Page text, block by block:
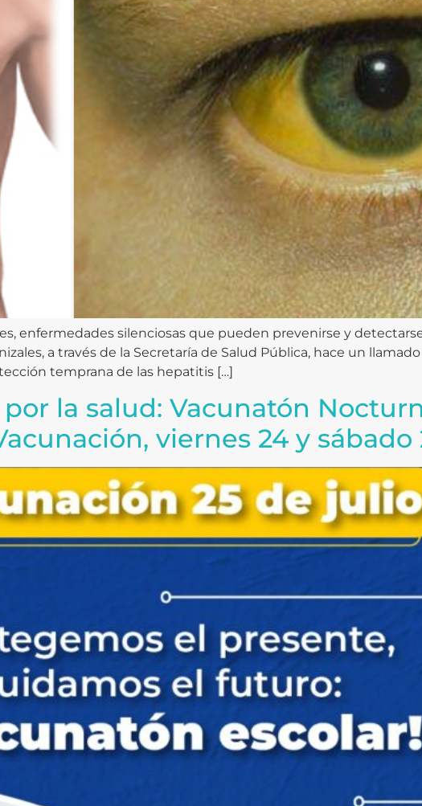
enfermedades silenciosas que pueden prevenirse y
a través de la Secretaría de Salud Pública, hace un
temprana de las hepatitis […]
la salud: Vacunatón
viernes 24 y sábado